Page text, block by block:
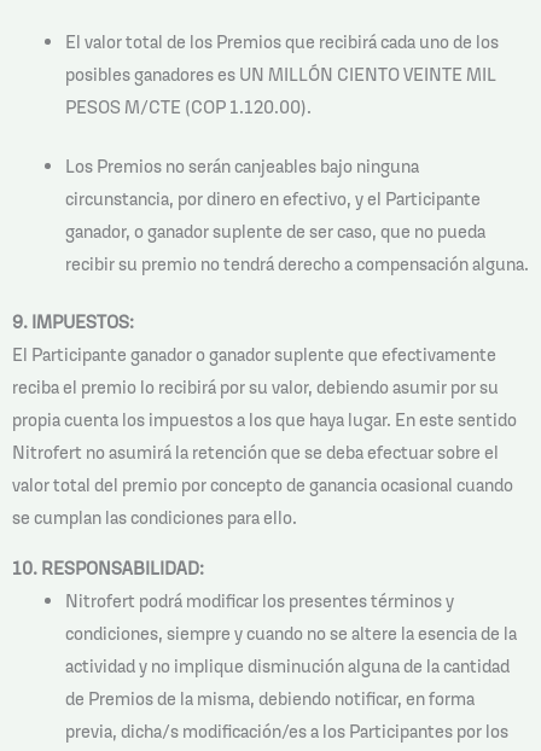
El valor total de los Premios que recibirá cada uno de los
posibles ganadores es UN MILLÓN CIENTO VEINTE MIL
PESOS M/CTE (COP 1.120.00).
Los Premios no serán canjeables bajo ninguna
circunstancia, por dinero en efectivo, y el Participante
ganador, o ganador suplente de ser caso, que no pueda
recibir su premio no tendrá derecho a compensación alguna.
9. IMPUESTOS:
El Participante ganador o ganador suplente que efectivamente
reciba el premio lo recibirá por su valor, debiendo asumir por su
propia cuenta los impuestos a los que haya lugar. En este sentido
Nitrofert no asumirá la retención que se deba efectuar sobre el
valor total del premio por concepto de ganancia ocasional cuando
se cumplan las condiciones para ello.
10. RESPONSABILIDAD:
Nitrofert podrá modificar los presentes términos y
condiciones, siempre y cuando no se altere la esencia de la
actividad y no implique disminución alguna de la cantidad
de Premios de la misma, debiendo notificar, en forma
previa, dicha/s modificación/es a los Participantes por los